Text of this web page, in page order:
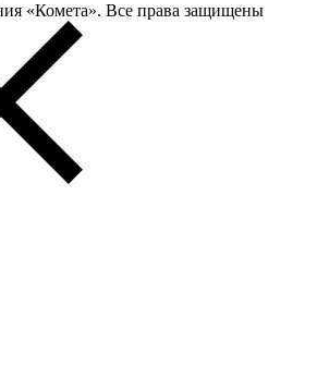
«Комета». Все права защищены